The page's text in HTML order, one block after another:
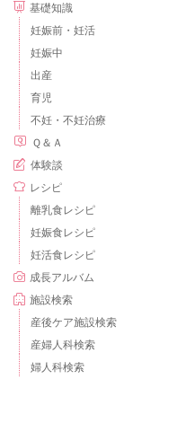
基礎知識
妊娠前・妊活
妊娠中
出産
育児
不妊・不妊治療
Ｑ＆Ａ
体験談
レシピ
離乳食レシピ
妊娠食レシピ
妊活食レシピ
成長アルバム
施設検索
産後ケア施設検索
産婦人科検索
婦人科検索